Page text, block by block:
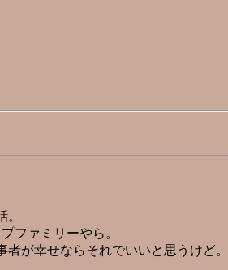
ファミリーやら。
が幸せならそれでいいと思うけど。